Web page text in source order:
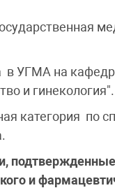
в УГМА на
и гинекология".
категория по
и